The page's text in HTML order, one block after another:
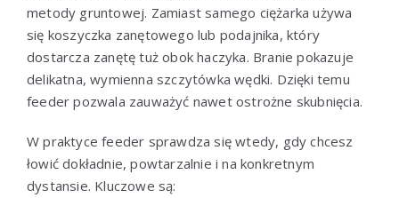
metody gruntowej. Zamiast samego ciężarka używa
się koszyczka zanętowego lub podajnika, który
dostarcza zanętę tuż obok haczyka. Branie pokazuje
delikatna, wymienna szczytówka wędki. Dzięki temu
feeder pozwala zauważyć nawet ostrożne skubnięcia.
W praktyce feeder sprawdza się wtedy, gdy chcesz
łowić dokładnie, powtarzalnie i na konkretnym
dystansie. Kluczowe są: